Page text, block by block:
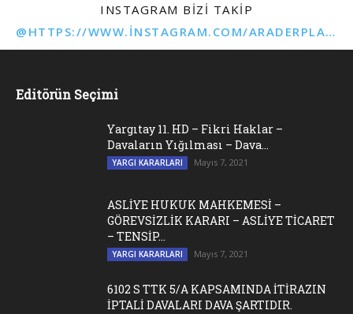
INSTAGRAM BIZI TAKIP
@HTTPS://WWW.INSTAGRAM.COM/ARADERPLATFORMU
Editörün Seçimi
Yargıtay 11. HD – Fikri Haklar –
Davaların Yığılması – Dava...
YARGI KARARLARI Mayıs 7, 2021
ASLİYE HUKUK MAHKEMESİ –
GÖREVSİZLİK KARARI – ASLİYE TİCARET
– TENSİP...
YARGI KARARLARI Mayıs 7, 2021
6102 S TTK 5/A KAPSAMINDA İTİRAZIN
İPTALİ DAVALARI DAVA ŞARTIDIR.